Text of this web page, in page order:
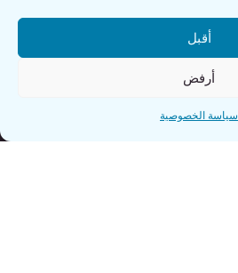
أقبل
أرفض
سياسة الخصوصية